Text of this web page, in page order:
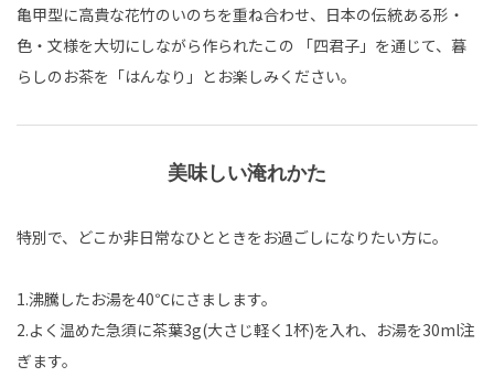
亀甲型に高貴な花竹のいのちを重ね合わせ、日本の伝統ある形・
色・文様を大切にしながら作られたこの 「四君子」を通じて、暮
らしのお茶を「はんなり」とお楽しみください。
美味しい淹れかた
特別で、どこか非日常なひとときをお過ごしになりたい方に。
1.沸騰したお湯を40℃にさまします。
2.よく温めた急須に茶葉3g(大さじ軽く1杯)を入れ、お湯を30ml注
ぎます。